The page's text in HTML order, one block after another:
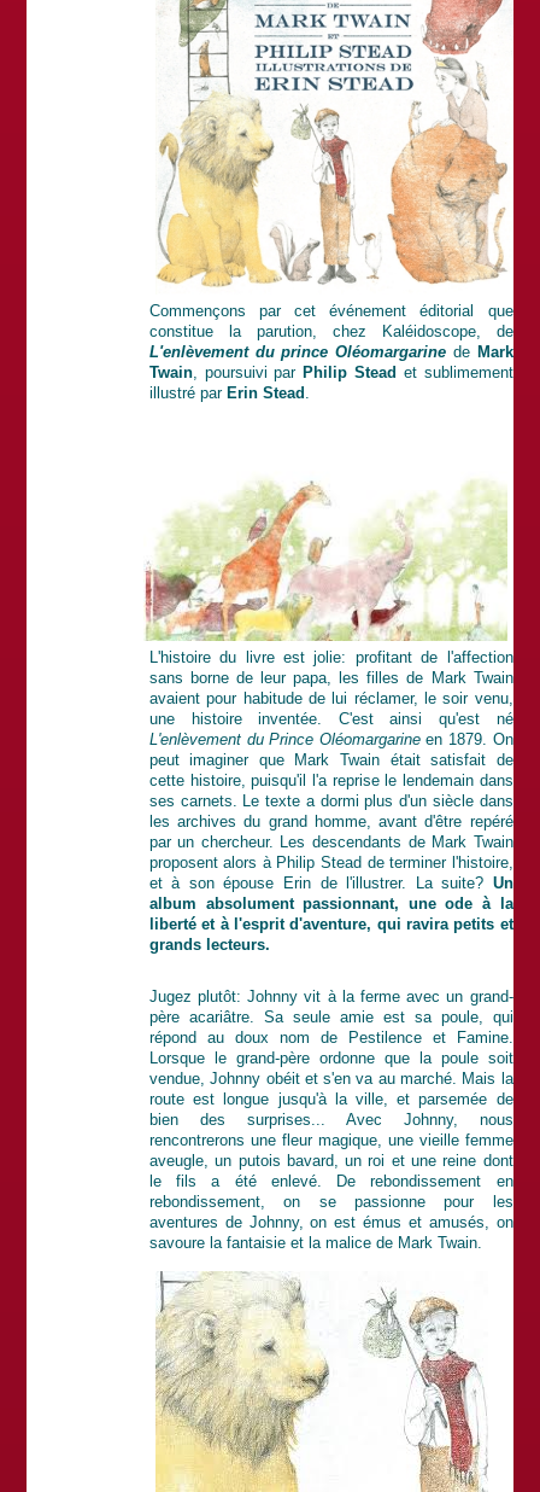
Commençons par cet événement éditorial que
constitue la parution, chez Kaléidoscope, de
L'enlèvement du prince Oléomargarine de Mark
Twain, poursuivi parPhilip Stead et sublimement
illustré par Erin Stead
L'histoire du livre est jolie: profitant de l'affection
sans borne de leur papa, les filles de Mark Twain
avaient pour habitude de lui réclamer, le soir venu,
une histoire inventée. C'est ainsi qu'est né
L'enlèvement du Prince Oléomargarineen 1879. On
peut imaginer que Mark Twain était satisfait de
cette histoire, puisqu'il l'a reprise le lendemain dans
ses carnets. Le texte a dormi plus d'un siècle dans
les archives du grand homme, avant d'être repéré
par un chercheur. Les descendants de Mark Twain
proposent alors à Philip Stead de terminer l'histoire,
et à son épouse Erin de l'illustrer. La suite? Un
album absolument passionnant, une ode à la
liberté et à l'esprit d'aventure, qui ravira petits et
grands lecteurs.
Jugez plutôt: Johnny vit à la ferme avec un grand-
père acariâtre. Sa seule amie est sa poule, qui
répond au doux nom de Pestilence et Famine.
Lorsque le grand-père ordonne que la poule soit
vendue, Johnny obéit et s'en va au marché. Mais la
route est longue jusqu'à la ville, et parsemée de
bien des surprises... Avec Johnny, nous
rencontrerons une fleur magique, une vieille femme
aveugle, un putois bavard, un roi et une reine dont
le fils a été enlevé. De rebondissement en
rebondissement, on se passionne pour les
aventures de Johnny, on est émus et amusés, on
savoure la fantaisie et la malice de Mark Twain.